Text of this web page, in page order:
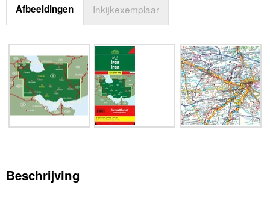
Afbeeldingen Inkijkexemplaar
Beschrijving